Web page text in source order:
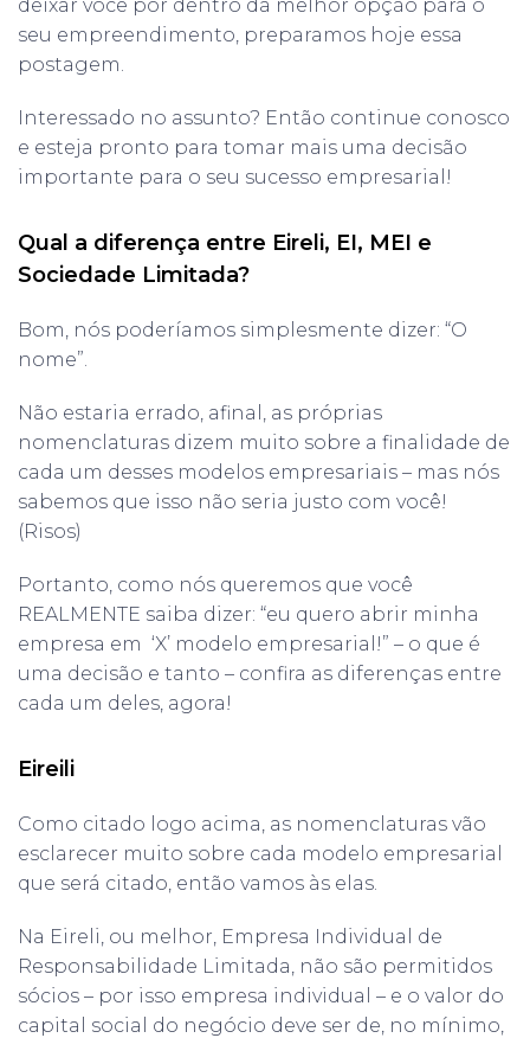
deixar você por dentro da melhor opção para o
seu empreendimento, preparamos hoje essa
postagem.
Interessado no assunto? Então continue conosco
e esteja pronto para tomar mais uma decisão
importante para o seu sucesso empresarial!
Qual a diferença entre Eireli, EI, MEI e
Sociedade Limitada?
Bom, nós poderíamos simplesmente dizer: “O
nome”.
Não estaria errado, afinal, as próprias
nomenclaturas dizem muito sobre a finalidade de
cada um desses modelos empresariais – mas nós
sabemos que isso não seria justo com você!
(Risos)
Portanto, como nós queremos que você
REALMENTE saiba dizer: “eu quero abrir minha
empresa em ‘X’ modelo empresarial!” – o que é
uma decisão e tanto – confira as diferenças entre
cada um deles, agora!
Eireili
Como citado logo acima, as nomenclaturas vão
esclarecer muito sobre cada modelo empresarial
que será citado, então vamos às elas.
Na Eireli, ou melhor, Empresa Individual de
Responsabilidade Limitada, não são permitidos
sócios – por isso empresa individual – e o valor do
capital social do negócio deve ser de, no mínimo,